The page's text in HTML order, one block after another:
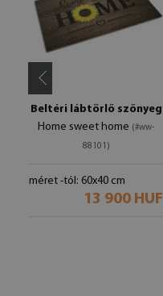
Beltéri lábtörlő szőnyeg
Home sweet home (#ww-
88101)
méret -tól: 60x40 cm
13 900 HUF